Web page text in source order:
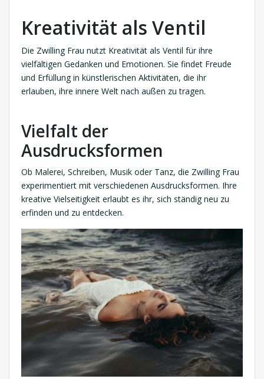
Kreativität als Ventil
Die Zwilling Frau nutzt Kreativität als Ventil für ihre
vielfältigen Gedanken und Emotionen. Sie findet Freude
und Erfüllung in künstlerischen Aktivitäten, die ihr
erlauben, ihre innere Welt nach außen zu tragen.
Vielfalt der
Ausdrucksformen
Ob Malerei, Schreiben, Musik oder Tanz, die Zwilling Frau
experimentiert mit verschiedenen Ausdrucksformen. Ihre
kreative Vielseitigkeit erlaubt es ihr, sich ständig neu zu
erfinden und zu entdecken.